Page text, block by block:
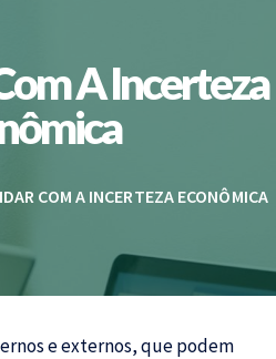
A Incerteza
COM A INCERTEZA ECONÔMICA
e externos, que podem